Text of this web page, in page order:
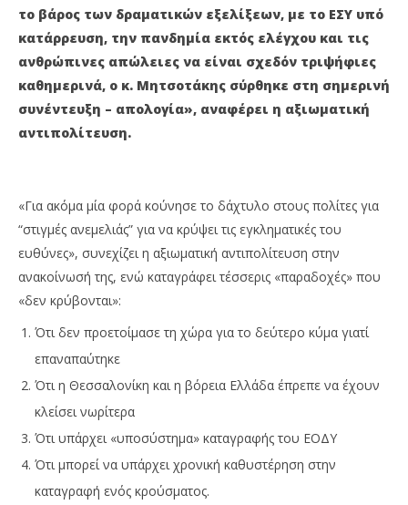
το βάρος των δραματικών εξελίξεων, με το ΕΣΥ υπό
κατάρρευση, την πανδημία εκτός ελέγχου και τις
ανθρώπινες απώλειες να είναι σχεδόν τριψήφιες
καθημερινά, ο κ. Μητσοτάκης σύρθηκε στη σημερινή
συνέντευξη – απολογία», αναφέρει η αξιωματική
αντιπολίτευση.
«Για ακόμα μία φορά κούνησε το δάχτυλο στους πολίτες για
“στιγμές ανεμελιάς” για να κρύψει τις εγκληματικές του
ευθύνες», συνεχίζει η αξιωματική αντιπολίτευση στην
ανακοίνωσή της, ενώ καταγράφει τέσσερις «παραδοχές» που
«δεν κρύβονται»:
Ότι δεν προετοίμασε τη χώρα για το δεύτερο κύμα γιατί
επαναπαύτηκε
Ότι η Θεσσαλονίκη και η βόρεια Ελλάδα έπρεπε να έχουν
κλείσει νωρίτερα
Ότι υπάρχει «υποσύστημα» καταγραφής του ΕΟΔΥ
Ότι μπορεί να υπάρχει χρονική καθυστέρηση στην
καταγραφή ενός κρούσματος.